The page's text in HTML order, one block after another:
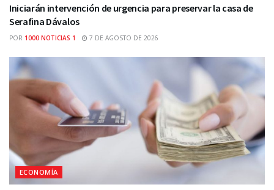
Iniciarán intervención de urgencia para preservar la casa de
Serafina Dávalos
POR 1000 NOTICIAS 1 7 DE AGOSTO DE 2026
ECONOMÍA